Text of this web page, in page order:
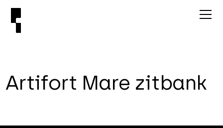
Artifort Mare zitbank